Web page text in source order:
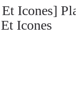
Icones]
Icones